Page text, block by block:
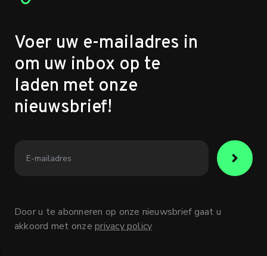
Voer uw e-mailadres in
om uw inbox op te
laden met onze
nieuwsbrief!
Door u te abonneren op onze nieuwsbrief gaat u
akkoord met onzeprivacy policy